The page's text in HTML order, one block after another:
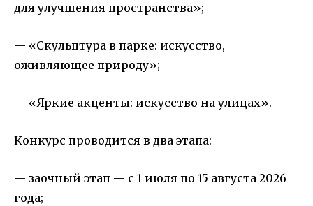
для улучшения пространства»;
— «Скульптура в парке: искусство,
оживляющее природу»;
— «Яркие акценты: искусство на улицах».
Конкурс проводится в два этапа:
— заочный этап — с 1 июля по 15 августа 2026
года;